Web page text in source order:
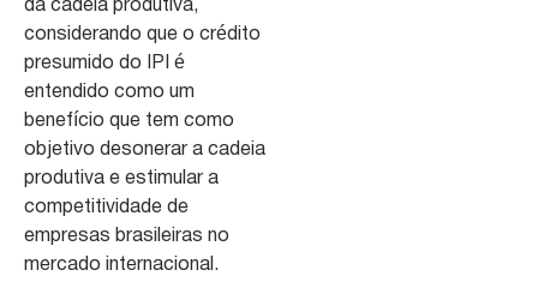
da cadeia produtiva,
considerando que o crédito
presumido do IPI é
entendido como um
benefício que tem como
objetivo desonerar a cadeia
produtiva e estimular a
competitividade de
empresas brasileiras no
mercado internacional.